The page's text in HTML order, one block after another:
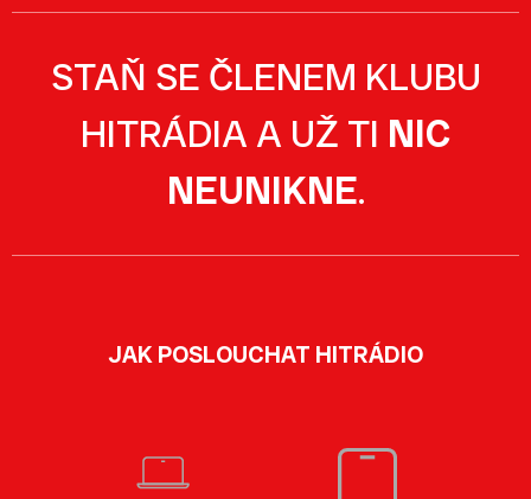
STAŇ SE ČLENEM KLUBU
HITRÁDIA A UŽ TI NIC
NEUNIKNE.
JAK POSLOUCHAT HITRÁDIO